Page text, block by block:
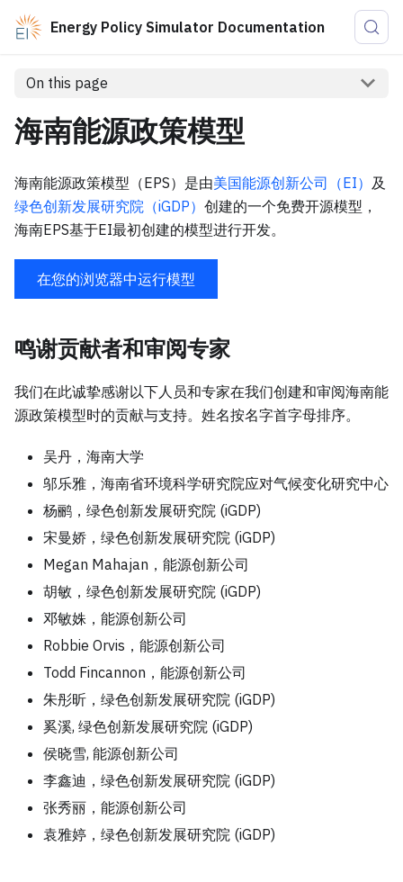
Energy Policy Simulator Documentation
On this page
海南能源政策模型
海南能源政策模型（EPS）是由美国能源创新公司（EI） 及
绿色创新发展研究院（iGDP） 创建的一个免费开源模型，
海南EPS基于EI最初创建的模型进行开发。
在您的浏览器中运行模型
鸣谢贡献者和审阅专家
我们在此诚挚感谢以下人员和专家在我们创建和审阅海南能
源政策模型时的贡献与支持。姓名按名字首字母排序。
吴丹，海南大学
邬乐雅，海南省环境科学研究院应对气候变化研究中心
杨鹂，绿色创新发展研究院 (iGDP)
宋曼娇，绿色创新发展研究院 (iGDP)
Megan Mahajan，能源创新公司
胡敏，绿色创新发展研究院 (iGDP)
邓敏姝，能源创新公司
Robbie Orvis，能源创新公司
Todd Fincannon，能源创新公司
朱彤昕，绿色创新发展研究院 (iGDP)
奚溪, 绿色创新发展研究院 (iGDP)
侯晓雪, 能源创新公司
李鑫迪，绿色创新发展研究院 (iGDP)
张秀丽，能源创新公司
袁雅婷，绿色创新发展研究院 (iGDP)